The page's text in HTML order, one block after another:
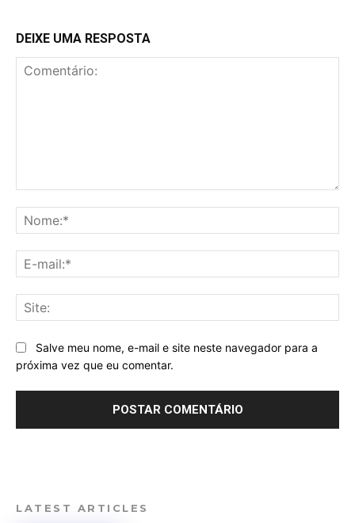
DEIXE UMA RESPOSTA
Salve meu nome, e-mail e site neste navegador para a
próxima vez que eu comentar.
LATEST ARTICLES